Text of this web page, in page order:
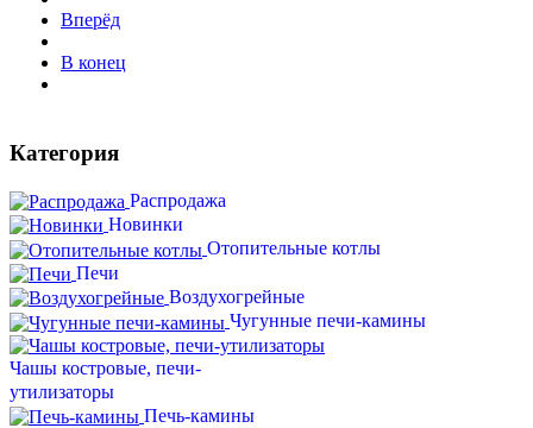
Вперёд
В конец
Категория
Распродажа
Новинки
Отопительные котлы
Печи
Воздухогрейные
Чугунные печи-камины
Чашы костровые, печи-
утилизаторы
Печь-камины